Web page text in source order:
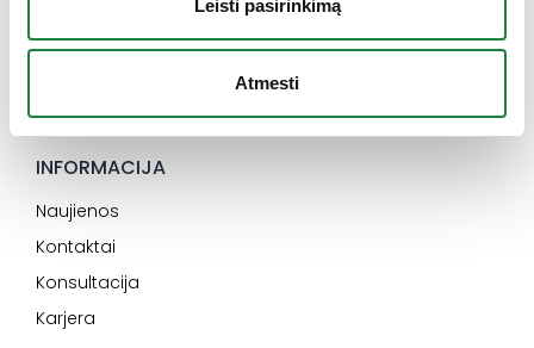
Leisti pasirinkimą
Atmesti
I-V: 8:00-16:30
INFORMACIJA
Naujienos
Kontaktai
Konsultacija
Karjera